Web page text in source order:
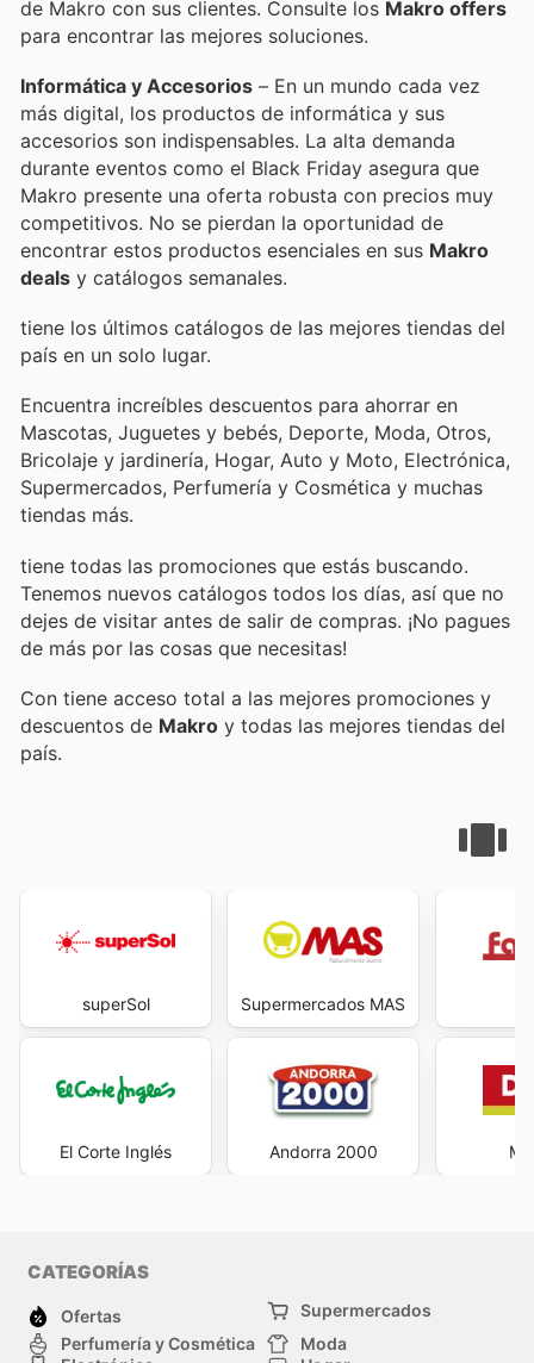
de Makro con sus clientes. Consulte los Makro offers
para encontrar las mejores soluciones.
Informática y Accesorios – En un mundo cada vez
más digital, los productos de informática y sus
accesorios son indispensables. La alta demanda
durante eventos como el Black Friday asegura que
Makro presente una oferta robusta con precios muy
competitivos. No se pierdan la oportunidad de
encontrar estos productos esenciales en sus Makro
deals y catálogos semanales.
tiene los últimos catálogos de las mejores tiendas del
país en un solo lugar.
Encuentra increíbles descuentos para ahorrar en
Mascotas, Juguetes y bebés, Deporte, Moda, Otros,
Bricolaje y jardinería, Hogar, Auto y Moto, Electrónica,
Supermercados, Perfumería y Cosmética y muchas
tiendas más.
tiene todas las promociones que estás buscando.
Tenemos nuevos catálogos todos los días, así que no
dejes de visitar antes de salir de compras. ¡No pagues
de más por las cosas que necesitas!
Con tiene acceso total a las mejores promociones y
descuentos de Makro y todas las mejores tiendas del
país.
superSol
El Corte Inglés
Supermercados MAS
Andorra 2000
CATEGORÍAS
Ofertas
Supermercados
Perfumería y Cosmética
Moda